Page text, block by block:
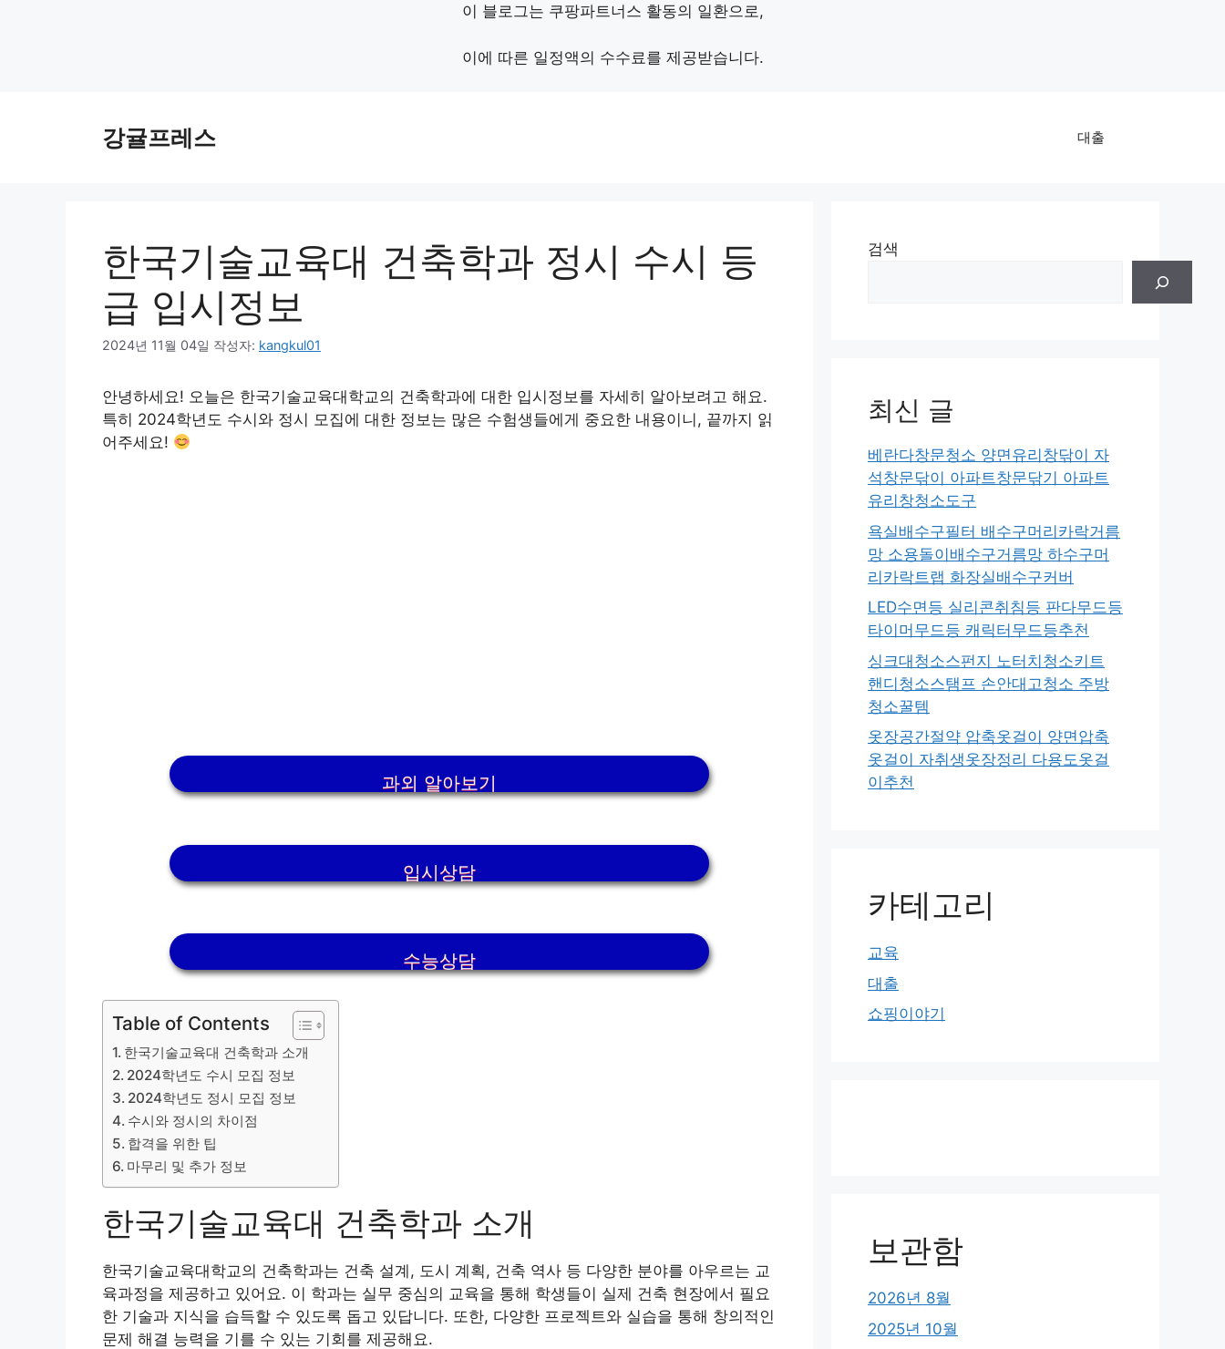
이 블로그는 쿠팡파트너스 활동의 일환으로,
이에 따른 일정액의 수수료를 제공받습니다.
강귤프레스 대출
한국기술교육대 건축학과 정시 수시 등
급 입시정보
2024년 11월 04일 작성자: kangkul01
안녕하세요! 오늘은 한국기술교육대학교의 건축학과에 대한 입시정보를 자세히 알아보려고 해요.
특히 2024학년도 수시와 정시 모집에 대한 정보는 많은 수험생들에게 중요한 내용이니, 끝까지 읽
어주세요!
과외 알아보기
입시상담
수능상담
Table of Contents
한국기술교육대 건축학과 소개
2024학년도 수시 모집 정보
2024학년도 정시 모집 정보
수시와 정시의 차이점
합격을 위한 팁
마무리 및 추가 정보
한국기술교육대 건축학과 소개
한국기술교육대학교의 건축학과는 건축 설계, 도시 계획, 건축 역사 등 다양한 분야를 아우르는 교
육과정을 제공하고 있어요. 이 학과는 실무 중심의 교육을 통해 학생들이 실제 건축 현장에서 필요
한 기술과 지식을 습득할 수 있도록 돕고 있답니다. 또한, 다양한 프로젝트와 실습을 통해 창의적인
문제 해결 능력을 기를 수 있는 기회를 제공해요.
검색
최신 글
베란다창문청소 양면유리창닦이 자
석창문닦이 아파트창문닦기 아파트
유리창청소도구
욕실배수구필터 배수구머리카락거름
망 소용돌이배수구거름망 하수구머
리카락트랩 화장실배수구커버
LED수면등 실리콘취침등 판다무드등
타이머무드등 캐릭터무드등추천
싱크대청소스펀지 노터치청소키트
핸디청소스탬프 손안대고청소 주방
청소꿀템
옷장공간절약 압축옷걸이 양면압축
옷걸이 자취생옷장정리 다용도옷걸
이추천
카테고리
교육
대출
쇼핑이야기
보관함
2026년 8월
2025년 10월